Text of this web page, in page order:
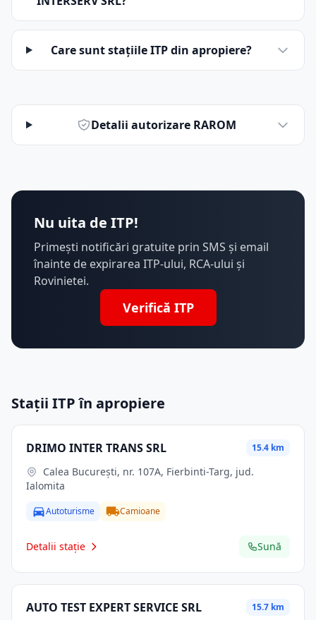
Care sunt stațiile ITP din apropiere?
Detalii autorizare RAROM
Nu uita de ITP!
Primești notificări gratuite prin SMS și email
înainte de expirarea ITP-ului, RCA-ului și
Rovinietei.
Verifică ITP
Stații ITP în apropiere
DRIMO INTER TRANS SRL 15.4 km
Ialomita
Autoturisme Camioane
Detalii stație Sună
AUTO TEST EXPERT SERVICE SRL 15.7 km